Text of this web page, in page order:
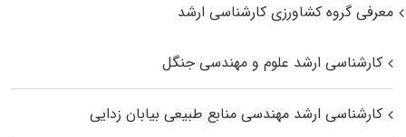
معرفی گروه کشاورزی کارشناسی ارشد
کارشناسی ارشد علوم و مهندسی جنگل
کارشناسی ارشد مهندسی منابع طبیعی بیابان زدایی